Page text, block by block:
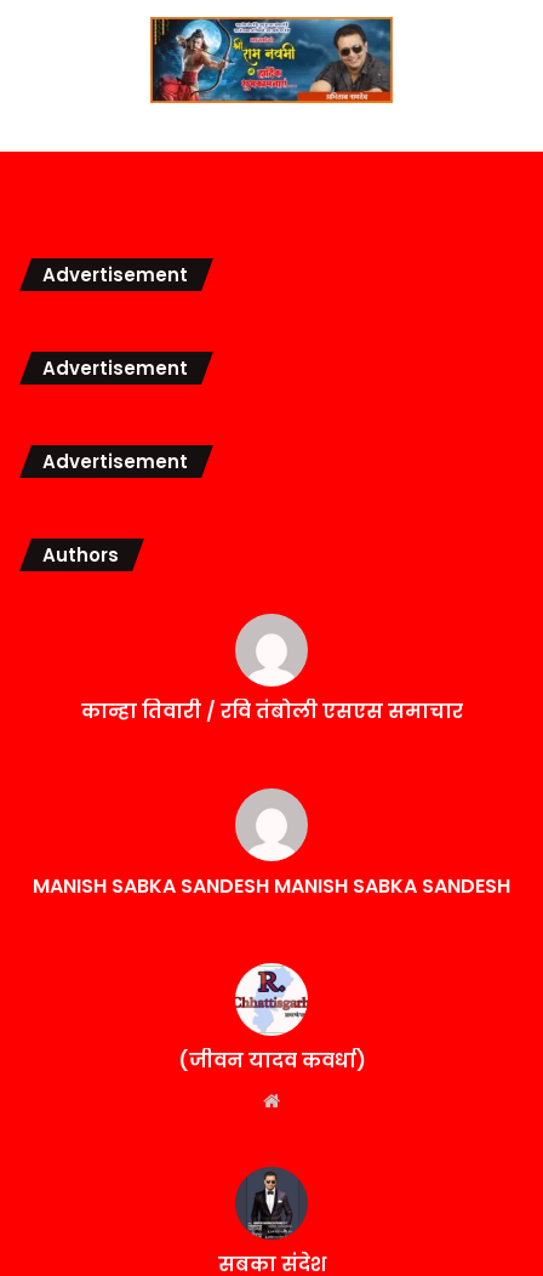
Advertisement
Advertisement
Advertisement
Authors
कान्हा तिवारी / रवि तंबोली एसएस समाचार
MANISH SABKA SANDESH MANISH SABKA SANDESH
(जीवन यादव कवर्धा)
सबका संदेश